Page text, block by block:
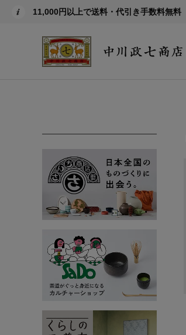
11,000円以上で送料・代引き手数料無料